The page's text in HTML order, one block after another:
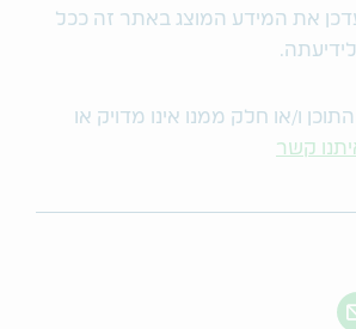
את המידע המוצג באתר זה ככל
ו/או חלק ממנו אינו מדויק או
קשר
Share
Share on
Share on
Share with E-mail